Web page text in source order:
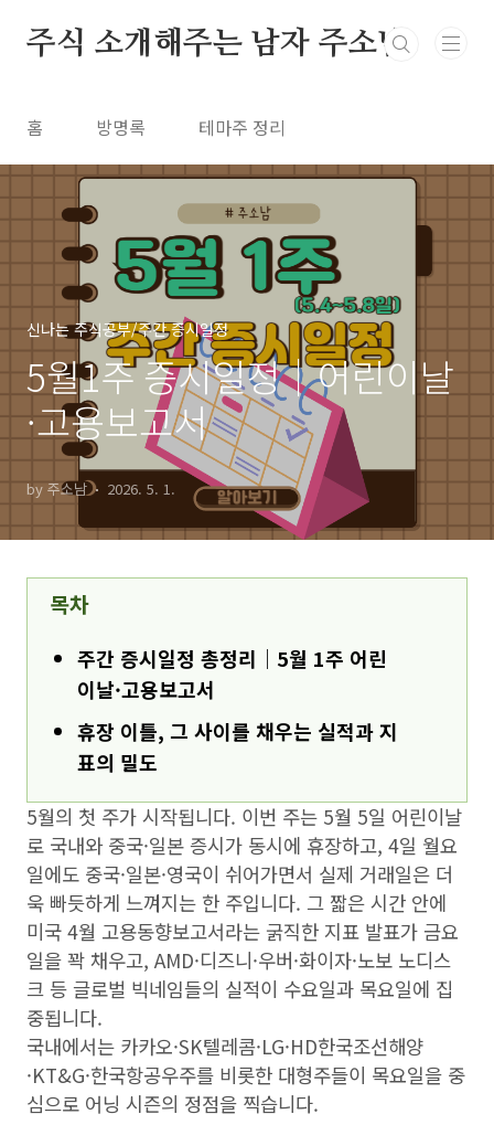
주식 소개해주는 남자 주소남
홈 방명록 테마주 정리
신나는 주식공부/주간 증시일정
5월1주 증시일정｜어린이날
·고용보고서
by 주소남 2026. 5. 1.
목차
주간 증시일정 총정리｜5월 1주 어린
이날·고용보고서
휴장 이틀, 그 사이를 채우는 실적과 지
표의 밀도
5월의 첫 주가 시작됩니다. 이번 주는 5월 5일 어린이날
로 국내와 중국·일본 증시가 동시에 휴장하고, 4일 월요
일에도 중국·일본·영국이 쉬어가면서 실제 거래일은 더
욱 빠듯하게 느껴지는 한 주입니다. 그 짧은 시간 안에
미국 4월 고용동향보고서라는 굵직한 지표 발표가 금요
일을 꽉 채우고, AMD·디즈니·우버·화이자·노보 노디스
크 등 글로벌 빅네임들의 실적이 수요일과 목요일에 집
중됩니다.
국내에서는 카카오·SK텔레콤·LG·HD한국조선해양
·KT&G·한국항공우주를 비롯한 대형주들이 목요일을 중
심으로 어닝 시즌의 정점을 찍습니다.